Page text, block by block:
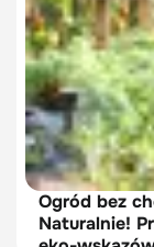
Ogród bez
Naturalnie!